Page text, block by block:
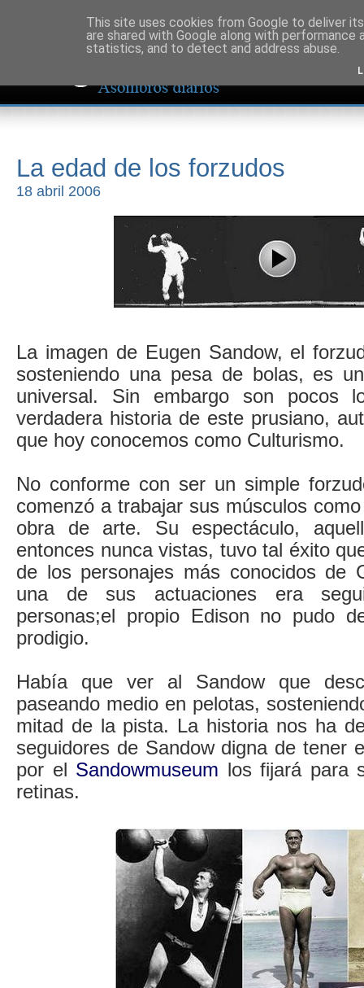
La edad de los forzudos
18 abril 2006
La imagen de Eugen Sandow, el
sosteniendo una pesa de bolas, es
universal. Sin embargo son pocos
verdadera historia de este prusiano,
que hoy conocemos como Culturismo.
No conforme con ser un simple
comenzó a trabajar sus músculos
obra de arte. Su espectáculo,
entonces nunca vistas, tuvo tal éxito
de los personajes más conocidos de
una de sus actuaciones era
personas;el propio Edison no pudo
prodigio.
Había que ver al Sandow que
paseando medio en pelotas,
mitad de la pista. La historia nos ha
seguidores de Sandow digna de tener
por el Sandowmuseum los fijará para
retinas.
This site uses cookies from Google to deliver
are shared with Google along with
statistics, and to detect and address abuse.